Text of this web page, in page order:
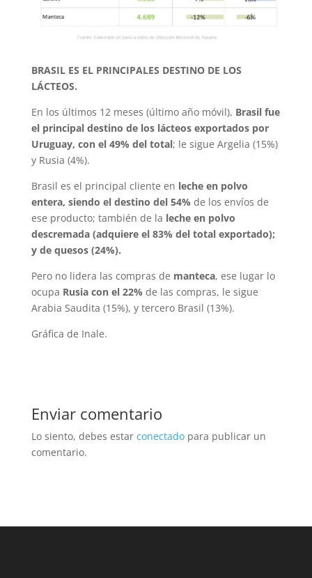
BRASIL ES EL PRINCIPALES DESTINO DE LOS
LÁCTEOS.
En los últimos 12 meses (último año móvil), Brasil fue
el principal destino de los lácteos exportados por
Uruguay, con el 49% del total; le sigue Argelia (15%)
y Rusia (4%).
Brasil es el principal cliente en leche en polvo
entera, siendo el destino del 54% de los envíos de
ese producto; también de la leche en polvo
descremada (adquiere el 83% del total exportado);
y de quesos (24%).
Pero no lidera las compras de manteca, ese lugar lo
ocupa Rusia con el 22% de las compras, le sigue
Arabia Saudita (15%), y tercero Brasil (13%).
Gráfica de Inale.
Enviar comentario
Lo siento, debes estar conectadopara publicar un
comentario.